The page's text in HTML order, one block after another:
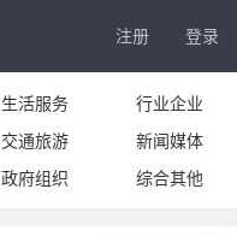
注册 登录
生活服务
行业企业
交通旅游
新闻媒体
政府组织 综合其他